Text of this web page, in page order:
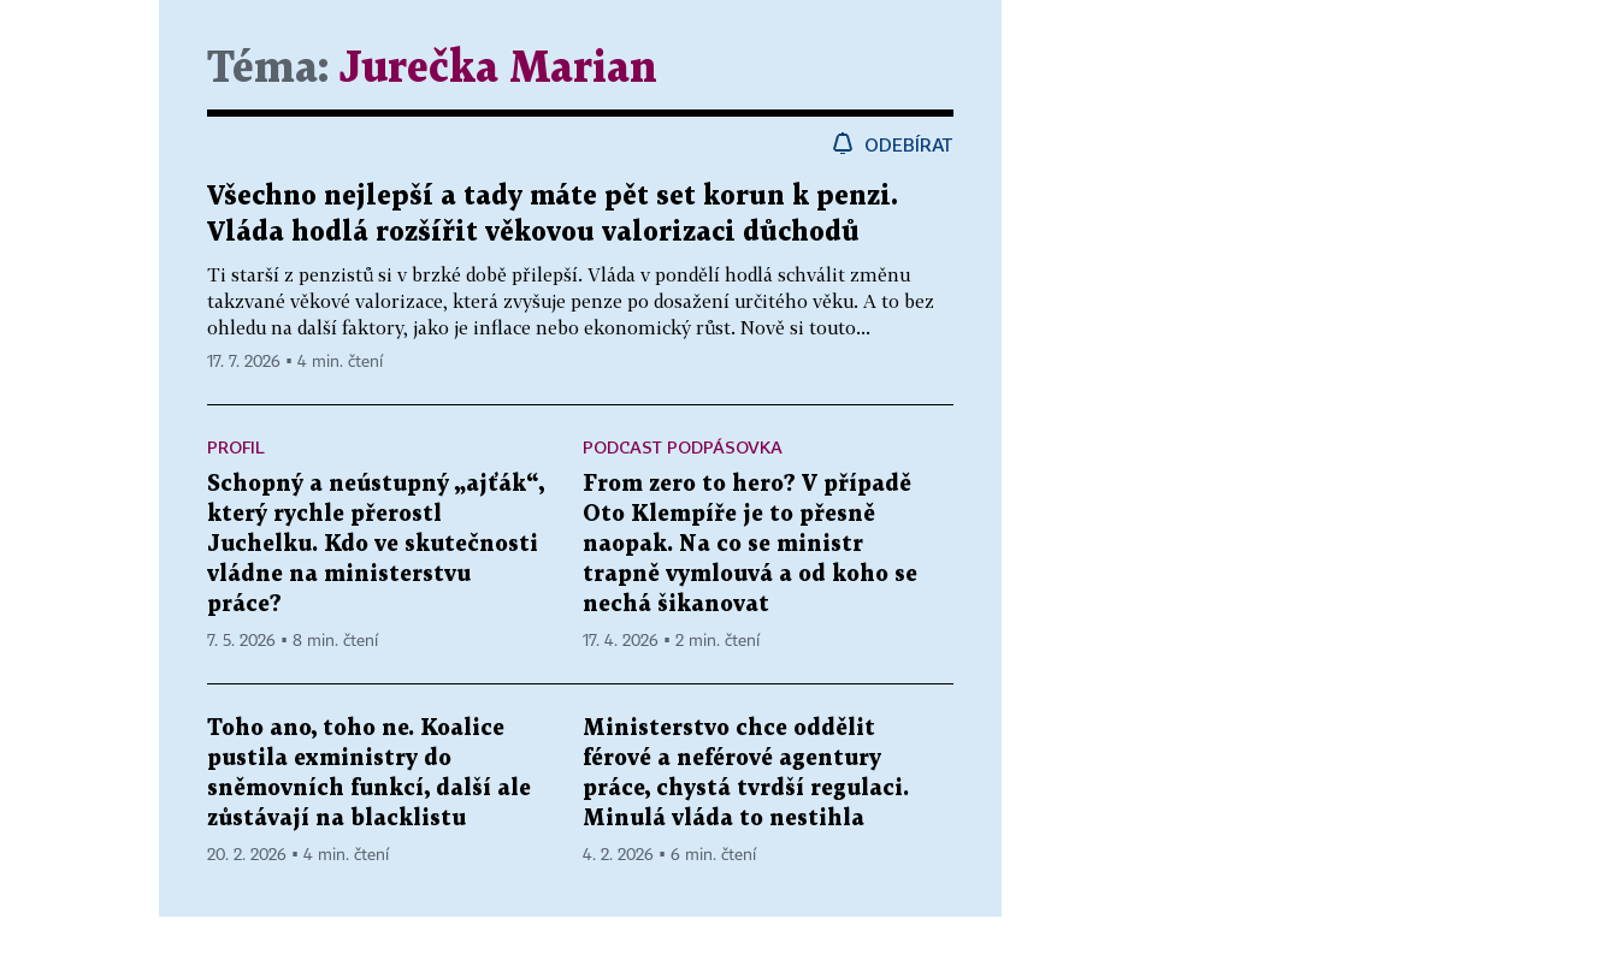
Téma: Jurečka Marian
ODEBÍRAT
Všechno nejlepší a tady máte pět set korun k penzi.
Vláda hodlá rozšířit věkovou valorizaci důchodů
Ti starší z penzistů si v brzké době přilepší. Vláda v pondělí hodlá schválit změnu
takzvané věkové valorizace, která zvyšuje penze po dosažení určitého věku. A to bez
ohledu na další faktory, jako je inflace nebo ekonomický růst. Nově si touto...
17. 7. 2026 ▪ 4 min. čtení
PROFIL
Schopný a neústupný „ajťák“,
který rychle přerostl
Juchelku. Kdo ve skutečnosti
vládne na ministerstvu
práce?
7. 5. 2026 ▪ 8 min. čtení
PODCAST PODPÁSOVKA
From zero to hero? V případě
Oto Klempíře je to přesně
naopak. Na co se ministr
trapně vymlouvá a od koho se
nechá šikanovat
17. 4. 2026 ▪ 2 min. čtení
Toho ano, toho ne. Koalice
pustila exministry do
sněmovních funkcí, další ale
zůstávají na blacklistu
20. 2. 2026 ▪ 4 min. čtení
Ministerstvo chce oddělit
férové a neférové agentury
práce, chystá tvrdší regulaci.
Minulá vláda to nestihla
4. 2. 2026 ▪ 6 min. čtení